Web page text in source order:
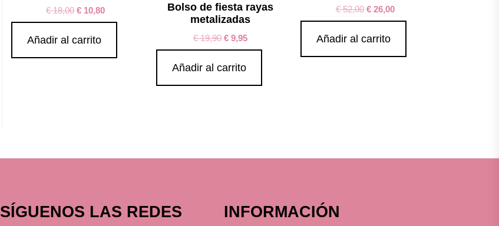
€18,00 € 10,80
Añadir al carrito
Bolso de fiesta rayas
metalizadas
€19,90 €9,95
Añadir al carrito
€52,00 €26,00
Añadir al carrito
SÍGUENOS LAS REDES INFORMACIÓN